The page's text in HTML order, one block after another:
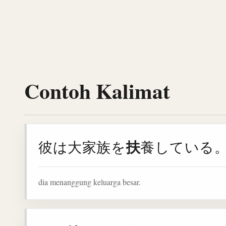
Contoh Kalimat
彼は大家族を扶養している
dia menanggung keluarga besar.